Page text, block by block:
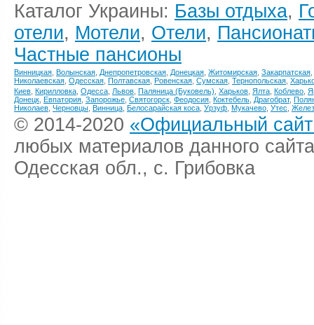
Каталог Украины: Базы отдыха,
отели, Мотели, Отели,
Частные пансионы
Винницкая Волынская Днепропетровская Донецкая Житомирская Закарпатская
Николаевская Одесская Полтавская Ровенская Сумская Тернопольская
Киев Кирилловка Одесса Львов Паляница (Буковель) Харьков Ялта Коблево
Донецк Евпатория Запорожье Святогорск Феодосия Коктебель Драгобрат,
Николаев Черновцы Винница Белосарайская коса Урзуф Мукачево Утес
© 2014-2020 «Официальный сайт
любых материалов данного
Одесская обл., с. Грибовка